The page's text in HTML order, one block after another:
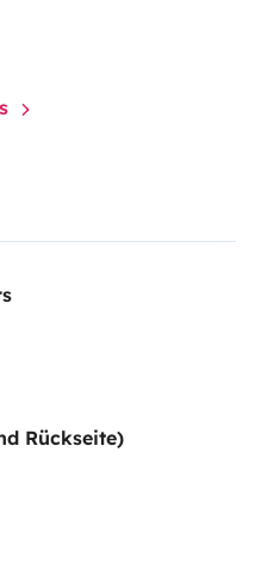
Rückseite)